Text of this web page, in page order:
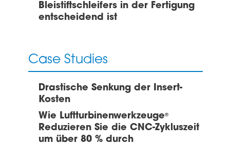
Bleistiftschleifers in der Fertigung
entscheidend ist
Case Studies
Drastische Senkung der Insert-
Kosten
Wie Luftturbinenwerkzeuge®
Reduzieren Sie die CNC-Zykluszeit
um über 80 % durch